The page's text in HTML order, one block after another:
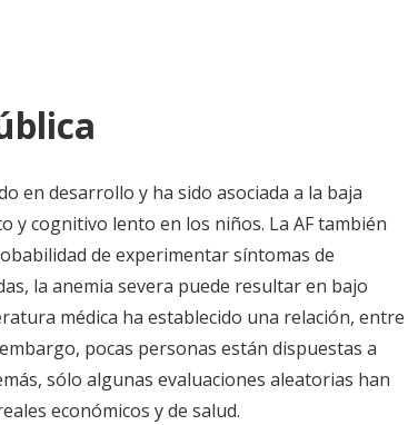
en desarrollo y ha sido asociada a la baja
y cognitivo lento en los niños. La AF también
de experimentar síntomas de
la anemia severa puede resultar en bajo
médica ha establecido una relación, entre
pocas personas están dispuestas a
sólo algunas evaluaciones aleatorias han
económicos y de salud.